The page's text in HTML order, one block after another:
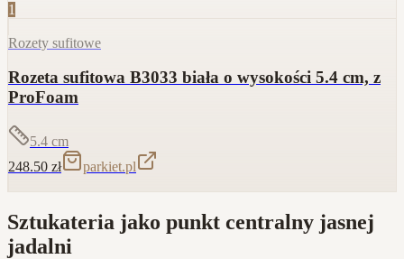
1
Rozety sufitowe
Rozeta sufitowa B3033 biała o wysokości 5.4 cm, z
ProFoam
5.4 cm
248.50 zł parkiet.pl
Sztukateria jako punkt centralny jasnej
jadalni